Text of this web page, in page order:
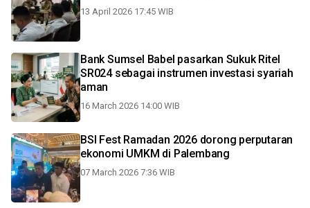
13 April 2026 17:45 WIB
Bank Sumsel Babel pasarkan Sukuk Ritel
SR024 sebagai instrumen investasi syariah
aman
16 March 2026 14:00 WIB
BSI Fest Ramadan 2026 dorong perputaran
ekonomi UMKM di Palembang
07 March 2026 7:36 WIB